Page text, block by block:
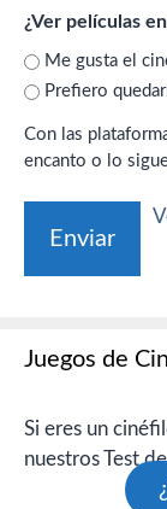
¿Ver películas
Me gusta el
Prefiero
Con las plataformas de
encanto o lo
Juegos de
Si eres un
nuestros Test